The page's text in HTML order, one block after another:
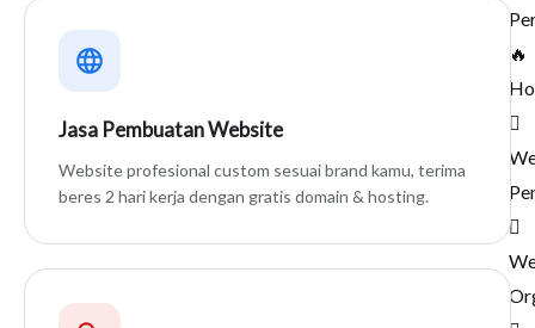
🔥
Jasa Pembuatan Website
Website profesional custom sesuai brand kamu, terima
beres 2 hari kerja dengan gratis domain & hosting.